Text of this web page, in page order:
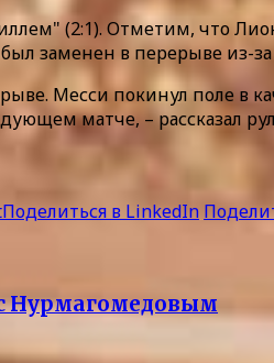
(2:1). Отметим, что
заменен в перерыве из-
Месси покинул поле в
матче, – рассказал
Поделиться в LinkedIn
Нурмагомедовым